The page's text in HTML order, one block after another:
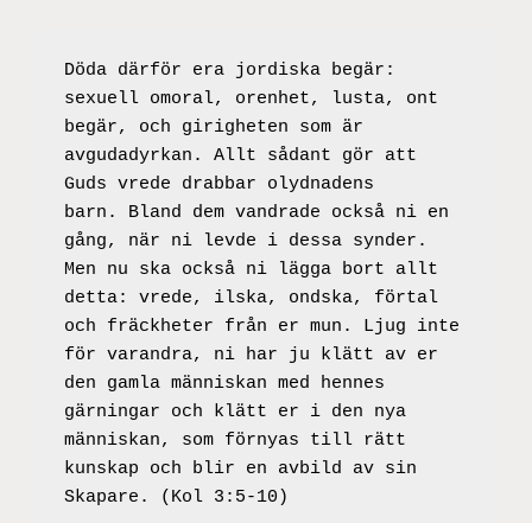
Döda därför era jordiska begär:
sexuell omoral, orenhet, lusta, ont
begär, och girigheten som är
avgudadyrkan. Allt sådant gör att
Guds vrede drabbar olydnadens
barn. Bland dem vandrade också ni en
gång, när ni levde i dessa synder.
Men nu ska också ni lägga bort allt
detta: vrede, ilska, ondska, förtal
och fräckheter från er mun. Ljug inte
för varandra, ni har ju klätt av er
den gamla människan med hennes
gärningar och klätt er i den nya
människan, som förnyas till rätt
kunskap och blir en avbild av sin
Skapare. (Kol 3:5-10)